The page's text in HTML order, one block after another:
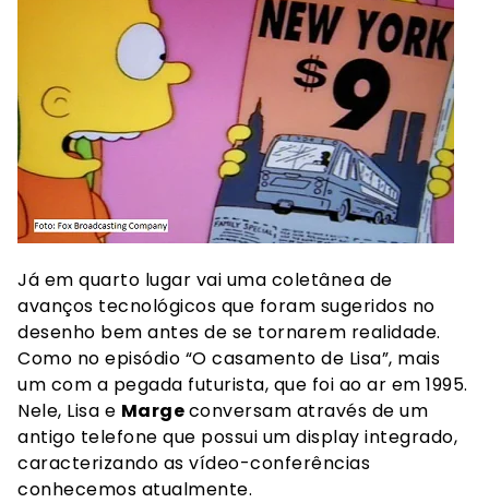
Já em quarto lugar vai uma coletânea de
avanços tecnológicos que foram sugeridos no
desenho bem antes de se tornarem realidade.
Como no episódio “O casamento de Lisa”, mais
um com a pegada futurista, que foi ao ar em 1995.
Nele, Lisa e Margeconversam através de um
antigo telefone que possui um display integrado,
caracterizando as vídeo-conferências
conhecemos atualmente.